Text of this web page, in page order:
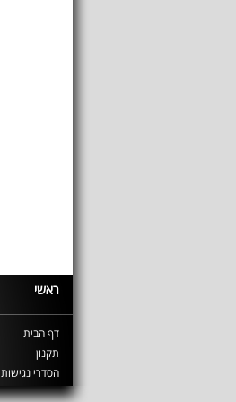
ראשי
דף הבית
תקנון
הסדרי נגישות